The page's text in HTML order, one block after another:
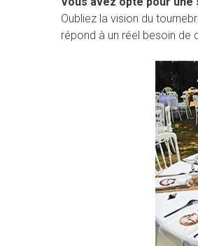
Oubliez la vision du
répond à un réel besoin de